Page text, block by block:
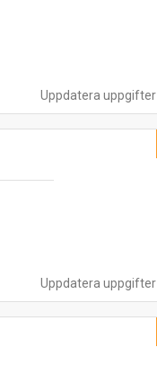
Uppdatera uppgifter
Uppdatera uppgifter